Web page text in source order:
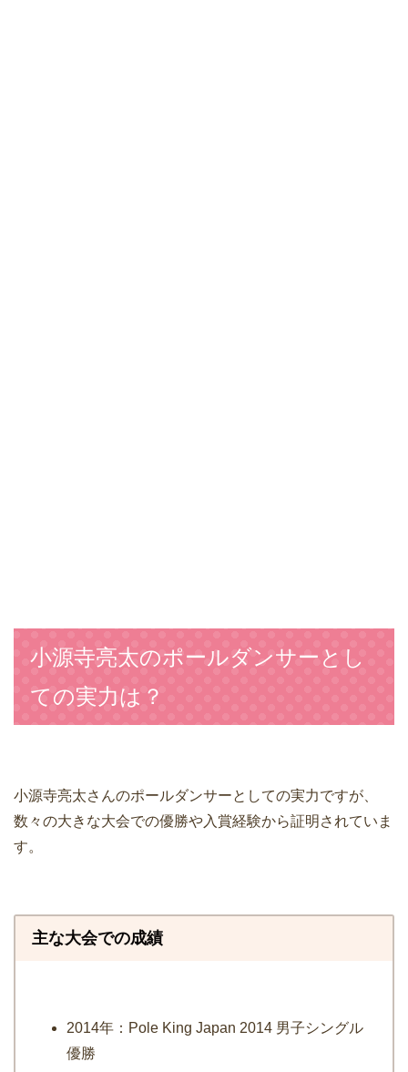
小源寺亮太のポールダンサーとし
ての実力は？
小源寺亮太さんのポールダンサーとしての実力ですが、
数々の大きな大会での優勝や入賞経験から証明されていま
す。
主な大会での成績
2014年： Pole King Japan 2014 男子シングル
優勝